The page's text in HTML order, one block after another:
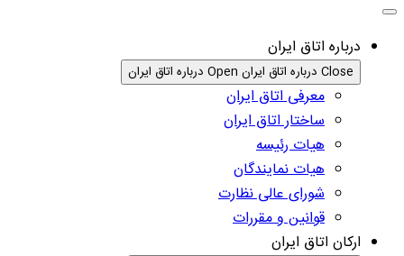
درباره اتاق ایران
Close درباره اتاق ایران Open درباره اتاق ایران
معرفی اتاق ایران
ساختار اتاق ایران
هیات رئیسه
هیات نمایندگان
شورای عالی نظارت
قوانین و مقررات
ارکان اتاق ایران